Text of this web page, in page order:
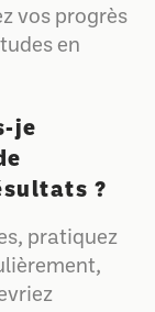
vos progrès
en
je
?
pratiquez